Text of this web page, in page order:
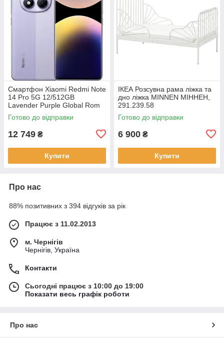
Смартфон Xiaomi Redmi Note
14 Pro 5G 12/512GB
Lavender Purple Global Rom
Готово до відправки
12 749 ₴
Купити
ІКЕА Розсувна рама ліжка та
дно ліжка MINNEN МІННЕН,
291.239.58
Готово до відправки
6 900 ₴
Купити
Про нас
88% позитивних з 394 відгуків за рік
Працює з 11.02.2013
м. Чернігів
Чернігів, Україна
Контакти
Сьогодні працює з 10:00 до 19:00
Показати весь графік роботи
Про нас